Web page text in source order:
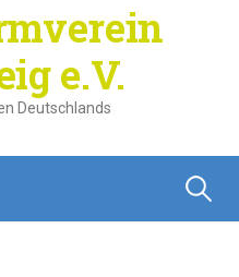
e.V.
Deutschlands
Suchen